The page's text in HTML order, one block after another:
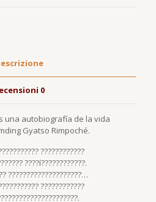
0
una autobiografía de la vida
Gyatso Rimpoché.
????????????
????í????????????.
????????????????????…
????????????